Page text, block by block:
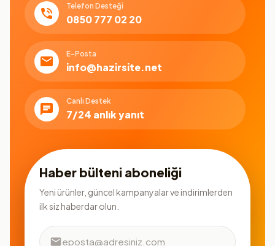
Telefon Desteği
0850 777 02 20
E-Posta
info@hazirsite.net
Canlı Destek
7/24 anlık yanıt
Haber bülteni aboneliği
Yeni ürünler, güncel kampanyalar ve indirimlerden
ilk siz haberdar olun.